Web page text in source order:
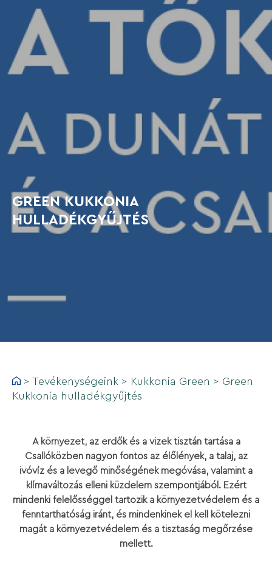
GREEN KUKKONIA
HULLADÉKGYŰJTÉS
> Tevékenységeink > Kukkonia Green > Green
Kukkonia hulladékgyűjtés
A környezet, az erdők és a vizek tisztán tartása a
Csallóközben nagyon fontos az élőlények, a talaj, az
ivóvíz és a levegő minőségének megóvása, valamint a
klímaváltozás elleni küzdelem szempontjából. Ezért
mindenki felelősséggel tartozik a környezetvédelem és a
fenntarthatóság iránt, és mindenkinek el kell kötelezni
magát a környezetvédelem és a tisztaság megőrzése
mellett.